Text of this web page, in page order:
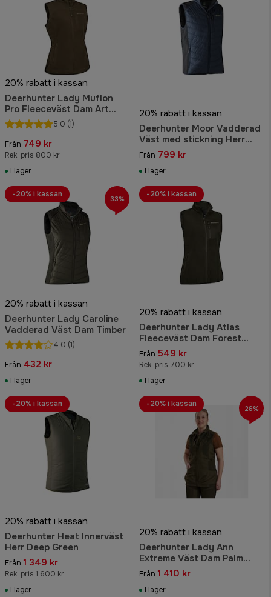
20% rabatt i kassan
Deerhunter Lady Muflon
Pro Fleeceväst Dam Art
Green
5.0 (1)
Från 749 kr
Rek. pris 800 kr
I lager
20% rabatt i kassan
Deerhunter Moor Vadderad
Väst med stickning Herr
Dark Blue
Från 799 kr
I lager
20% rabatt i kassan
Deerhunter Lady Caroline
Vadderad Väst Dam Timber
4.0 (1)
Från 432 kr
I lager
-20% i kassan 33%
20% rabatt i kassan
Deerhunter Lady Atlas
Fleeceväst Dam Forest
Green
Från 549 kr
Rek. pris 700 kr
I lager
-20% i kassan
20% rabatt i kassan
Deerhunter Heat Innerväst
Herr Deep Green
Från 1 349 kr
Rek. pris 1 600 kr
I lager
-20% i kassan
20% rabatt i kassan
Deerhunter Lady Ann
Extreme Väst Dam Palm
Green
Från 1 410 kr
I lager
-20% i kassan 26%